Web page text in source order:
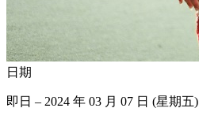
日期
即日 – 2024 年 03 月 07 日 (星期五)